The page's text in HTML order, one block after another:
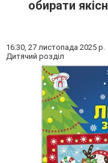
обирати
16:30, 27 листопада 2025 р.
Дитячий розділ